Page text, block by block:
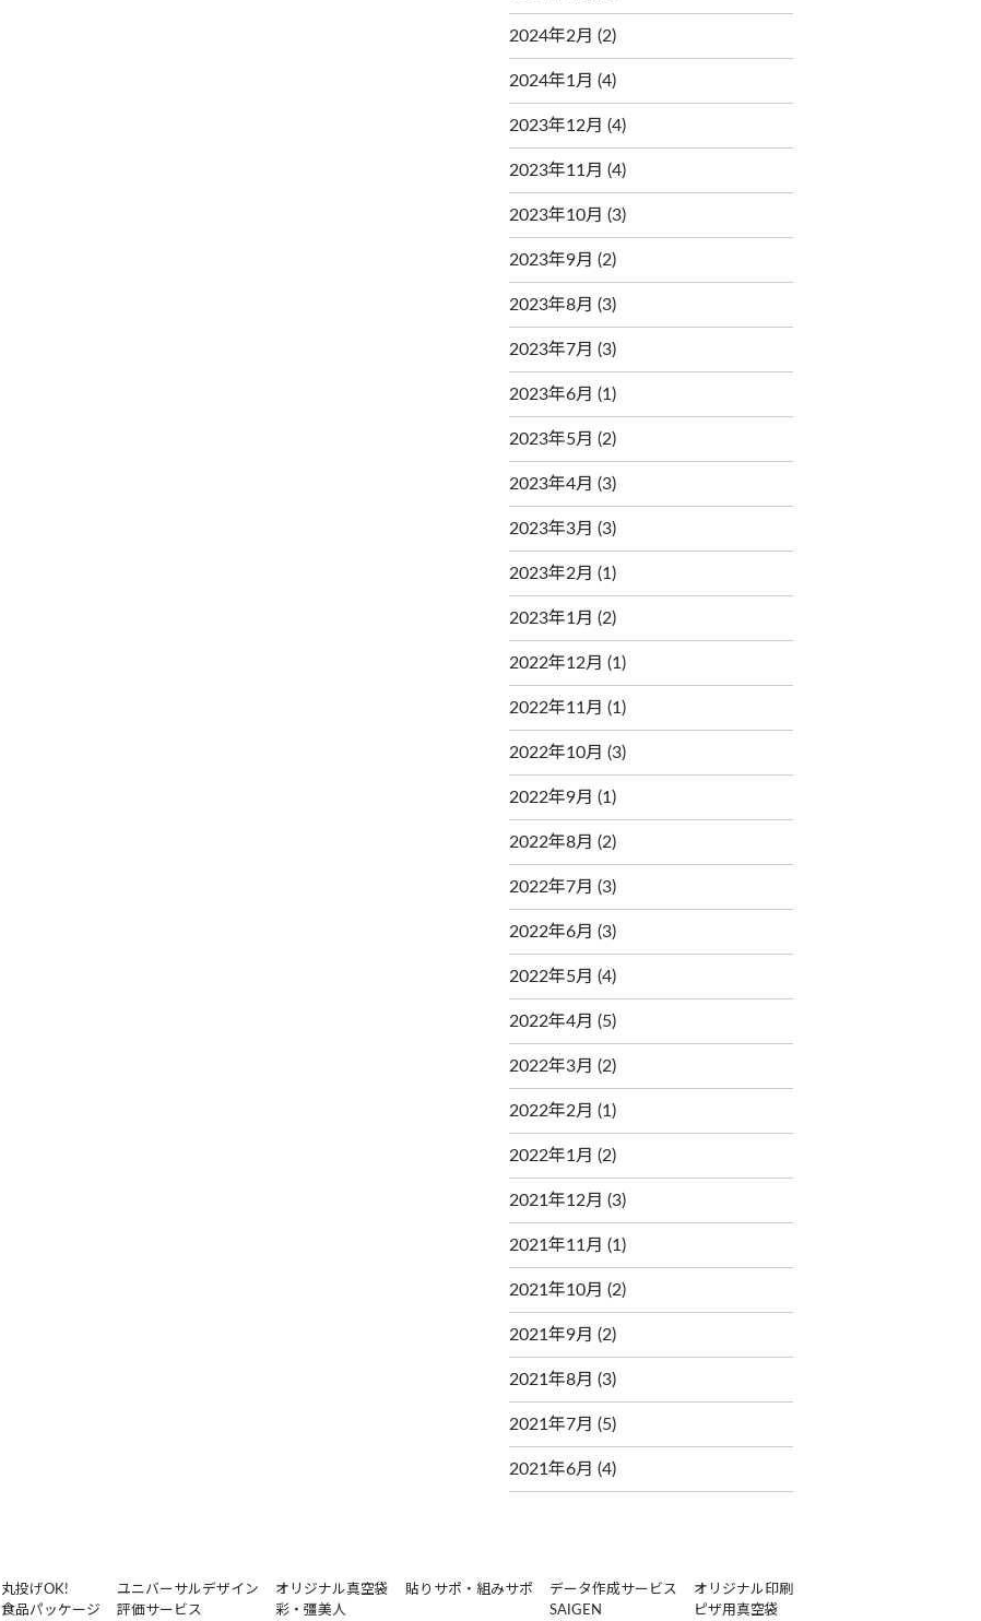
2024年2月 (2)
2024年1月 (4)
2023年12月 (4)
2023年11月 (4)
2023年10月 (3)
2023年9月 (2)
2023年8月 (3)
2023年7月 (3)
2023年6月 (1)
2023年5月 (2)
2023年4月 (3)
2023年3月 (3)
2023年2月 (1)
2023年1月 (2)
2022年12月 (1)
2022年11月 (1)
2022年10月 (3)
2022年9月 (1)
2022年8月 (2)
2022年7月 (3)
2022年6月 (3)
2022年5月 (4)
2022年4月 (5)
2022年3月 (2)
2022年2月 (1)
2022年1月 (2)
2021年12月 (3)
2021年11月 (1)
2021年10月 (2)
2021年9月 (2)
2021年8月 (3)
2021年7月 (5)
2021年6月 (4)
丸投げOK!
食品パッケージ
ユニバーサルデザイン
評価サービス
オリジナル真空袋
彩・彊美人
貼りサポ・組みサポ
データ作成サービス
SAIGEN
オリジナル印刷
ピザ用真空袋